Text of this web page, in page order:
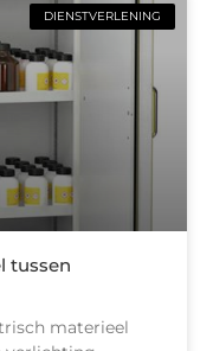
DIENSTVERLENING
tussen
materieel